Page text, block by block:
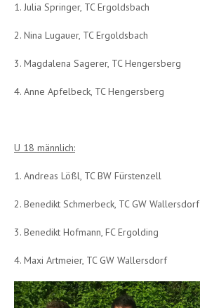
1. Julia Springer, TC Ergoldsbach
2. Nina Lugauer, TC Ergoldsbach
3. Magdalena Sagerer, TC Hengersberg
4. Anne Apfelbeck, TC Hengersberg
U 18 männlich:
1. Andreas Lößl, TC BW Fürstenzell
2. Benedikt Schmerbeck, TC GW Wallersdorf
3. Benedikt Hofmann, FC Ergolding
4. Maxi Artmeier, TC GW Wallersdorf